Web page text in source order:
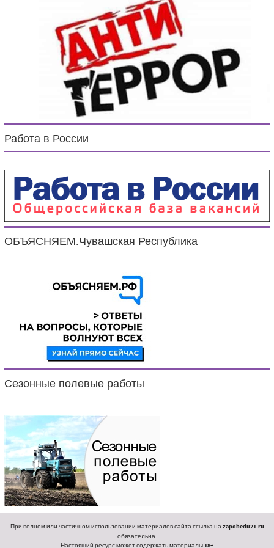
Работа в России
ОБЪЯСНЯЕМ.Чувашская Республика
Сезонные полевые работы
При полном или частичном использовании материалов сайта ссылка наzapobedu21.ru
обязательна.
Настоящий ресурс может содержать материалы18+